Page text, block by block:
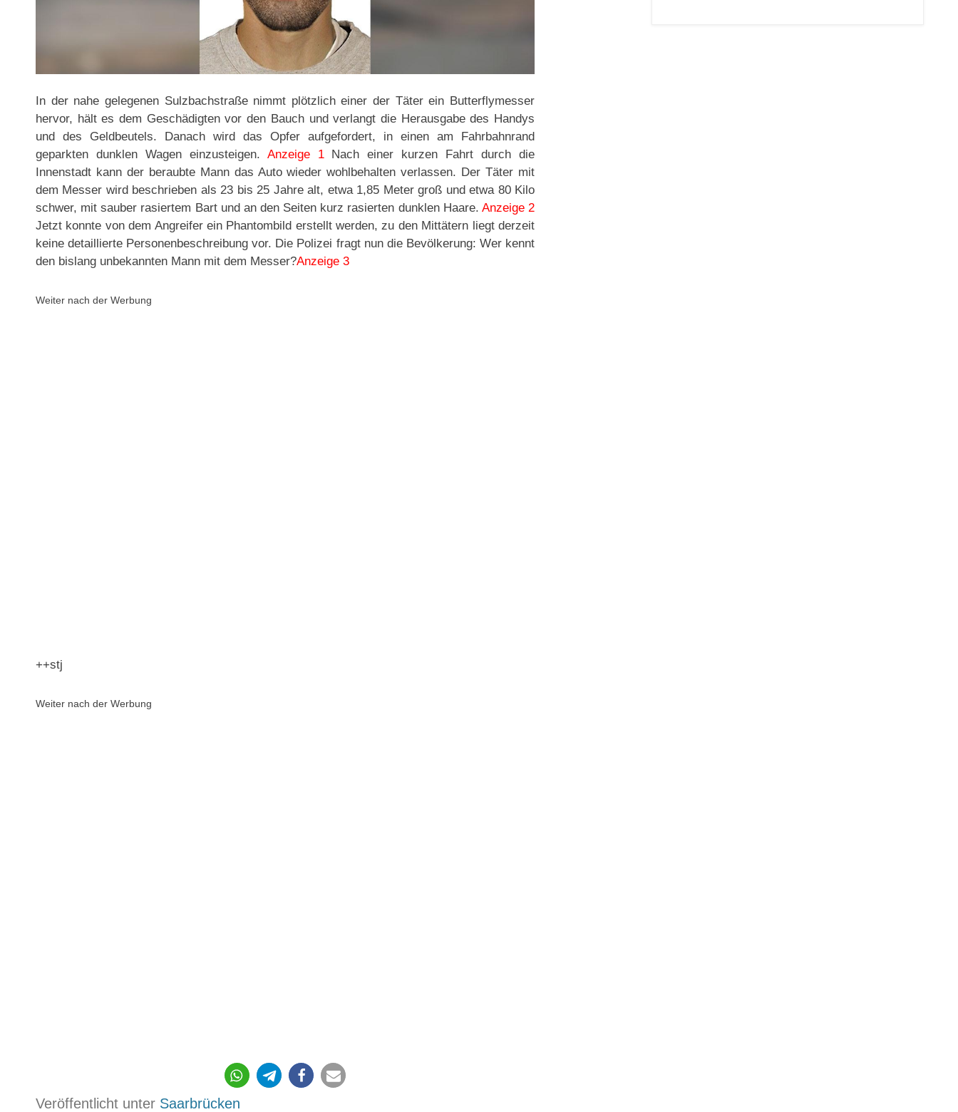
In der nahe gelegenen Sulzbachstraße nimmt plötzlich einer der Täter ein Butterflymesser
hervor, hält es dem Geschädigten vor den Bauch und verlangt die Herausgabe des Handys
und des Geldbeutels. Danach wird das Opfer aufgefordert, in einen am Fahrbahnrand
geparkten dunklen Wagen einzusteigen. Anzeige 1Nach einer kurzen Fahrt durch die
Innenstadt kann der beraubte Mann das Auto wieder wohlbehalten verlassen. Der Täter mit
dem Messer wird beschrieben als 23 bis 25 Jahre alt, etwa 1,85 Meter groß und etwa 80 Kilo
schwer, mit sauber rasiertem Bart und an den Seiten kurz rasierten dunklen Haare. Anzeige 2
Jetzt konnte von dem Angreifer ein Phantombild erstellt werden, zu den Mittätern liegt derzeit
keine detaillierte Personenbeschreibung vor. Die Polizei fragt nun die Bevölkerung: Wer kennt
den bislang unbekannten Mann mit dem Messer?Anzeige 3
Weiter nach der Werbung
++stj
Weiter nach der Werbung
Veröffentlicht unter Saarbrücken